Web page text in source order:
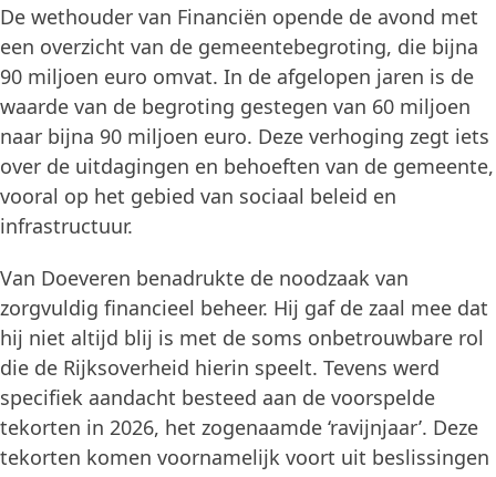
De wethouder van Financiën opende de avond met
een overzicht van de gemeentebegroting, die bijna
90 miljoen euro omvat. In de afgelopen jaren is de
waarde van de begroting gestegen van 60 miljoen
naar bijna 90 miljoen euro. Deze verhoging zegt iets
over de uitdagingen en behoeften van de gemeente,
vooral op het gebied van sociaal beleid en
infrastructuur.
Van Doeveren benadrukte de noodzaak van
zorgvuldig financieel beheer. Hij gaf de zaal mee dat
hij niet altijd blij is met de soms onbetrouwbare rol
die de Rijksoverheid hierin speelt. Tevens werd
specifiek aandacht besteed aan de voorspelde
tekorten in 2026, het zogenaamde ‘ravijnjaar’. Deze
tekorten komen voornamelijk voort uit beslissingen